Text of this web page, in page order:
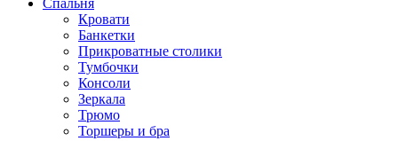
Спальня
Кровати
Банкетки
Прикроватные столики
Тумбочки
Консоли
Зеркала
Трюмо
Торшеры и бра